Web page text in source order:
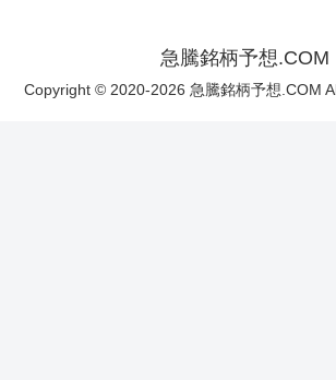
急騰銘柄予想.COM
Copyright © 2020-2026 急騰銘柄予想.COM